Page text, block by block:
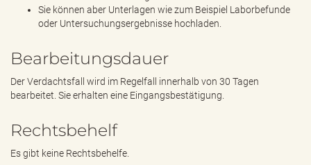
Sie können aber Unterlagen wie zum Beispiel Laborbefunde
oder Untersuchungsergebnisse hochladen.
Bearbeitungsdauer
Der Verdachtsfall wird im Regelfall innerhalb von 30 Tagen
bearbeitet. Sie erhalten eine Eingangsbestätigung.
Rechtsbehelf
Es gibt keine Rechtsbehelfe.